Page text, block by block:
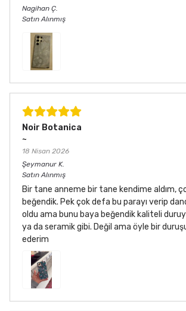
Nagihan Ç.
Satın Alınmış
Noir Botanica
~
18 Nisan 2026
Şeymanur K.
Satın Alınmış
Bir tane anneme bir tane kendime aldım,
beğendik. Pek çok defa bu parayı verip
oldu ama bunu baya beğendik kaliteli
ya da seramik gibi. Değil ama öyle bir
ederim